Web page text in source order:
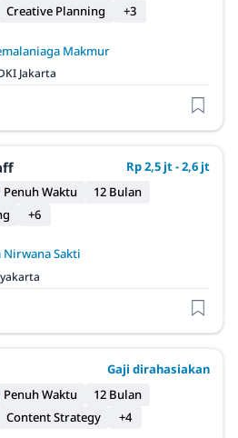
Creative Planning +3
Makmur
Jakarta
Rp 2,5 jt - 2,6 jt
Penuh Waktu
12 Bulan
+6
Sakti
Gaji dirahasiakan
Penuh Waktu
12 Bulan
Content Strategy +4